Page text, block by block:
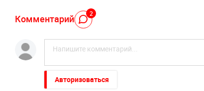
Комментарий 2
Авторизоваться